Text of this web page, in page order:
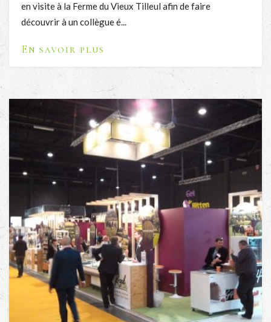
en visite à la Ferme du Vieux Tilleul afin de faire
découvrir à un collègue é...
En savoir plus